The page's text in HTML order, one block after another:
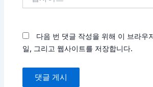
다음 번 댓글 작성을 위해 이 브라우
일, 그리고 웹사이트를 저장합니다.